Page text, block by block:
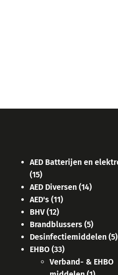
AED Batterijen en
(15)
AED Diversen (14)
AED's (11)
BHV (12)
Brandblussers (5)
Desinfectiemiddelen (5)
EHBO (33)
Verband- & EHBO